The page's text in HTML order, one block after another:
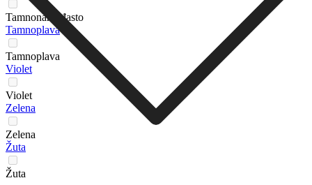
Tamnonaranđasto
Tamnoplava
Tamnoplava
Violet
Violet
Zelena
Zelena
Žuta
Žuta